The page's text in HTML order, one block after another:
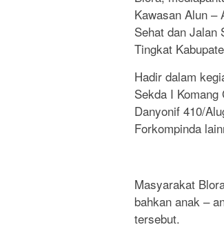
Kawasan Alun –
Sehat dan Jalan
Tingkat
Hadir dalam
Sekda I
Danyonif 410/
Forkompinda
Masyarakat
bahkan anak –
tersebut.